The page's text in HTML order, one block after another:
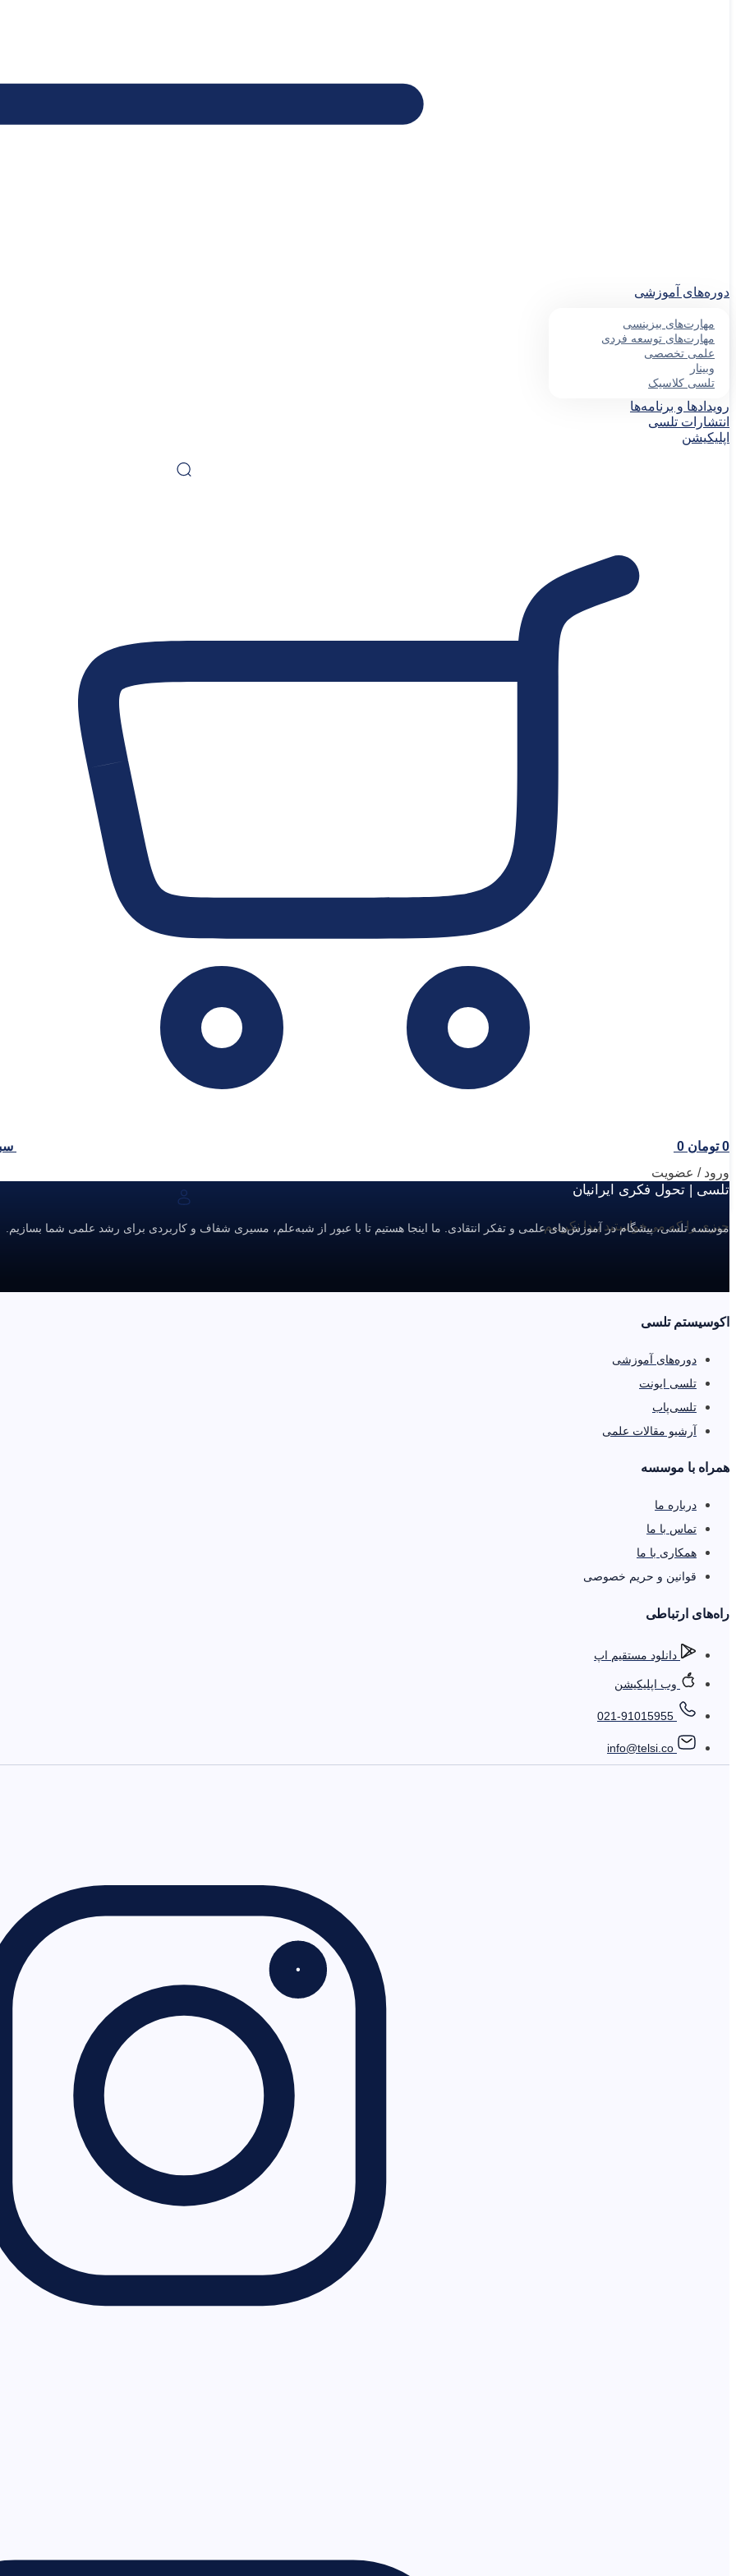
دوره‌های آموزشی
مهارت‌های بیزینسی
مهارت‌های توسعه فردی
علمی تخصصی
وبینار
تلسی کلاسیک
رویدادها و برنامه‌ها
انتشارات تلسی
اپلیکیشن
0 تومان 0
ورود / عضویت
چیزی را که می‌خواستید پیدا نکردیم.
تلسی | تحول فکری ایرانیان
موسسه تلسی، پیشگام در آموزش‌های علمی و تفکر انتقادی. ما اینجا هستیم تا با عبور از شبه‌علم، مسیری شفاف و کاربردی برای رشد علمی شما بسازیم.
اکوسیستم تلسی
دوره‌های آموزشی
تلسی ایونت
تلسی‌پاب
آرشیو مقالات علمی
همراه با موسسه
درباره ما
تماس با ما
همکاری با ما
قوانین و حریم خصوصی
را‌ه‌های ارتباطی
دانلود مستقیم اپ
وب اپلیکیشن
021-91015955
info@telsi.co